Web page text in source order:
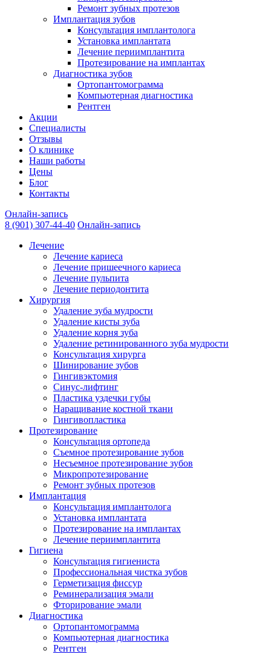
Ремонт зубных протезов
Имплантация зубов
Консультация имплантолога
Установка имплантата
Лечение периимплантита
Протезирование на имплантах
Диагностика зубов
Ортопантомограмма
Компьютерная диагностика
Рентген
Акции
Специалисты
Отзывы
О клинике
Наши работы
Цены
Блог
Контакты
Онлайн-запись
8 (901) 307-44-40 Онлайн-запись
Лечение
Лечение кариеса
Лечение пришеечного кариеса
Лечение пульпита
Лечение периодонтита
Хирургия
Удаление зуба мудрости
Удаление кисты зуба
Удаление корня зуба
Удаление ретинированного зуба мудрости
Консультация хирурга
Шинирование зубов
Гингивэктомия
Синус-лифтинг
Пластика уздечки губы
Наращивание костной ткани
Гингивопластика
Протезирование
Консультация ортопеда
Съемное протезирование зубов
Несъемное протезирование зубов
Микропротезирование
Ремонт зубных протезов
Имплантация
Консультация имплантолога
Установка имплантата
Протезирование на имплантах
Лечение периимплантита
Гигиена
Консультация гигиениста
Профессиональная чистка зубов
Герметизация фиссур
Реминерализация эмали
Фторирование эмали
Диагностика
Ортопантомограмма
Компьютерная диагностика
Рентген